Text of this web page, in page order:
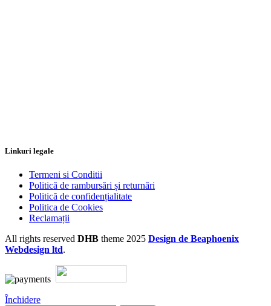
Linkuri legale
Termeni si Conditii
Politică de rambursări și returnări
Politică de confidențialitate
Politica de Cookies
Reclamații
All rights reserved DHB theme 2025 Design de Beaphoenix
Webdesign ltd.
Închidere